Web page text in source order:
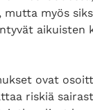
myös
aikuisten
ovat
riskiä